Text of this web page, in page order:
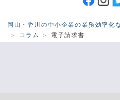
岡山・香川の中小企業の業務効率化
コラム
電子請求書